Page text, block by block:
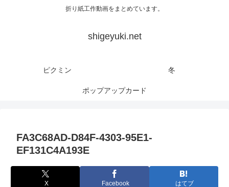
折り紙工作動画をまとめています。
shigeyuki.net
ピクミン 冬
ポップアップカード
FA3C68AD-D84F-4303-95E1-
EF131C4A193E
X Facebook はてブ